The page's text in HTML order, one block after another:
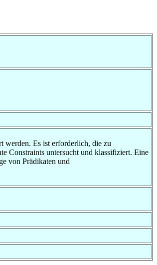
werden. Es ist erforderlich, die zu
Constraints untersucht und klassifiziert. Eine
von Prädikaten und